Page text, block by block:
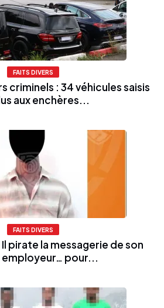
FAITS DIVERS
criminels : 34 véhicules saisis
aux enchères...
FAITS DIVERS
pirate la messagerie de son
employeur… pour...